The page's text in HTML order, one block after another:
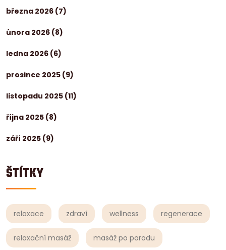
března 2026 (7)
února 2026 (8)
ledna 2026 (6)
prosince 2025 (9)
listopadu 2025 (11)
října 2025 (8)
září 2025 (9)
ŠTÍTKY
relaxace zdraví wellness regenerace
relaxační masáž masáž po porodu